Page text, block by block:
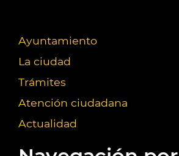
Ayuntamiento
La ciudad
Trámites
Atención ciudadana
Actualidad